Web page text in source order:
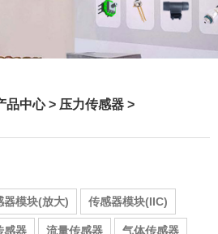
品中心> 压力传感器 >
器模块(放大) 传感器模块(IIC)
感器 流量传感器 气体传感器